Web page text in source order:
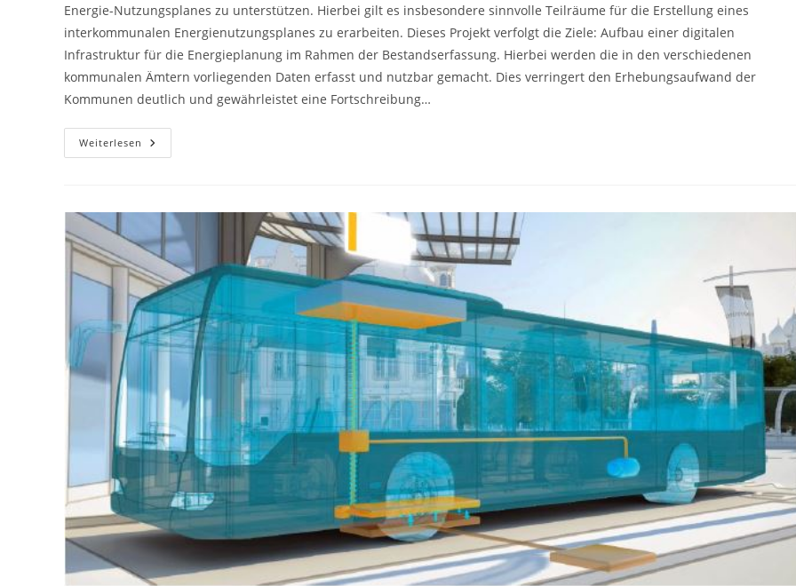
Energie-Nutzungsplanes zu unterstützen. Hierbei gilt es insbesondere sinnvolle Teilräume für die Erstellung eines
interkommunalen Energienutzungsplanes zu erarbeiten. Dieses Projekt verfolgt die Ziele: Aufbau einer digitalen
Infrastruktur für die Energieplanung im Rahmen der Bestandserfassung. Hierbei werden die in den verschiedenen
kommunalen Ämtern vorliegenden Daten erfasst und nutzbar gemacht. Dies verringert den Erhebungsaufwand der
Kommunen deutlich und gewährleistet eine Fortschreibung…
Weiterlesen Umsetzungsprogramm++
Des